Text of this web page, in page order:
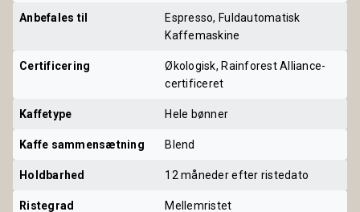
Anbefales til
Espresso, Fuldautomatisk
Kaffemaskine
Certificering
Økologisk, Rainforest Alliance-
certificeret
Kaffetype Hele bønner
Kaffe sammensætning Blend
Holdbarhed 12 måneder efter ristedato
Ristegrad Mellemristet